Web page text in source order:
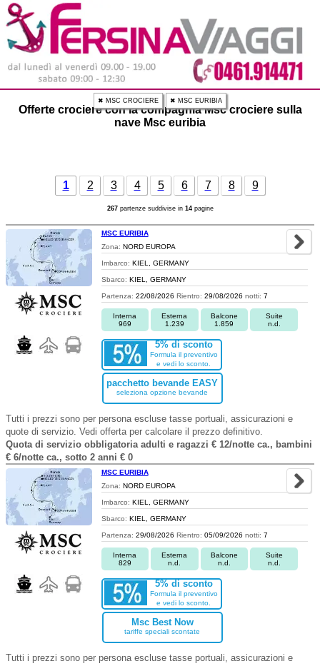
✖ MSC CROCIERE ✖ MSC EURIBIA
Offerte crociere con la compagnia Msc crociere sulla
nave Msc euribia
1 2 3 4 5 6 7 8 9
267partenze suddivise in 14pagine
MSC EURIBIA
Zona: NORD EUROPA
Imbarco: KIEL, GERMANY
Sbarco: KIEL, GERMANY
Partenza: 22/08/2026 Rientro: 29/08/2026 notti: 7
Interna
969
Esterna
1.239
Balcone
1.859
Suite
n.d.
5% di sconto
Formula il preventivo
e vedi lo sconto.
pacchetto bevande EASY
seleziona opzione bevande
Tutti i prezzi sono per persona escluse tasse portuali, assicurazioni e
quote di servizio. Vedi offerta per calcolare il prezzo definitivo.
Quota di servizio obbligatoria adulti e ragazzi € 12/notte ca., bambini
€ 6/notte ca., sotto 2 anni € 0
MSC EURIBIA
Zona: NORD EUROPA
Imbarco: KIEL, GERMANY
Sbarco: KIEL, GERMANY
Partenza: 29/08/2026 Rientro: 05/09/2026 notti: 7
Interna
829
Esterna
n.d.
Balcone
n.d.
Suite
n.d.
5% di sconto
Formula il preventivo
e vedi lo sconto.
Msc Best Now
tariffe speciali scontate
Tutti i prezzi sono per persona escluse tasse portuali, assicurazioni e